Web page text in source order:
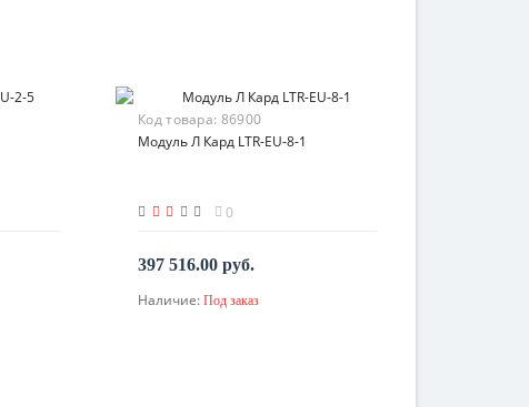
Код товара: 86900
Модуль Л Кард LTR-EU-8-1
0
397 516.00 руб.
По запросу
Наличие: Под заказ